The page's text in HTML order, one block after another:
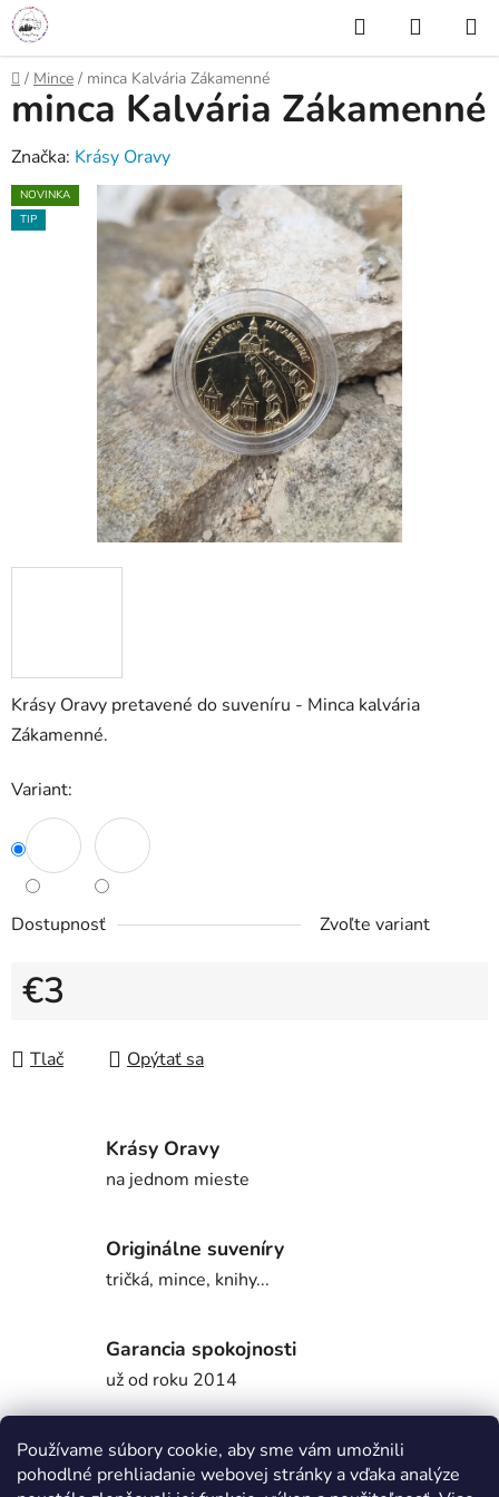
Používame súbory cookie, aby sme vám umožnili
pohodlné prehliadanie webovej stránky a vďaka analýze
Prejsť
na
obsah
Hľadať
KOŠÍK
Domov
/ Mince / minca Kalvária Zákamenné
Krásy Oravy pretavené do suveníru - Minca kalvária
Zákamenné.
Variant:
Dostupnosť Zvoľte variant
€3
Tlač
Opýtať sa
minca Kalvária Zákamenné
Značka: Krásy Oravy
NOVINKA
TIP
Krásy Oravy
na jednom mieste
Originálne suveníry
tričká, mince, knihy...
Garancia spokojnosti
už od roku 2014
Popis